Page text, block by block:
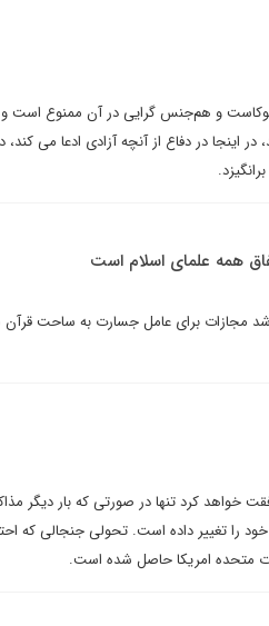
و هم‌جنس گرایی در آن ممنوع است و
اینجا در دفاع از آنچه آزادی ادعا می
همه علمای اسلام است
مجازات برای عامل جسارت به ساحت
خواهد کرد تنها در صورتی که بار دیگر
را تغییر داده است. تحولی جنجالی که
متحده امریکا حاصل شده است.